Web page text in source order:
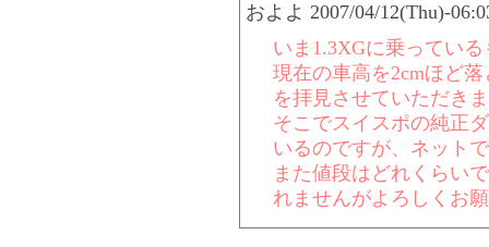
およよ 2007/04/12(Thu)-
いま1.3XGに乗ってい
現在の車高を2cmほど
を拝見させていただき
そこでスイスポの純正
いるのですが、ネット
また値段はどれくらい
れませんがよろしくお